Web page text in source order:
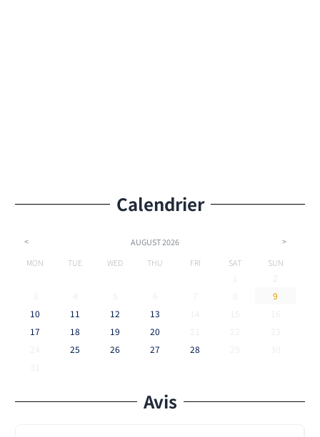
Calendrier
< AUGUST2026
>
MON
TUE WED THU FRI SAT SUN
9
10
11 12 13
17
18 19 20
25 26 27 28
Avis